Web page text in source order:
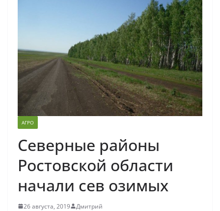
АГРО
Северные районы
Ростовской области
начали сев озимых
26 августа, 2019 Дмитрий